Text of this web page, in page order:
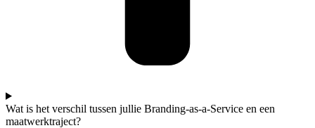
Wat is het verschil tussen jullie Branding-as-a-Service en een
maatwerktraject?